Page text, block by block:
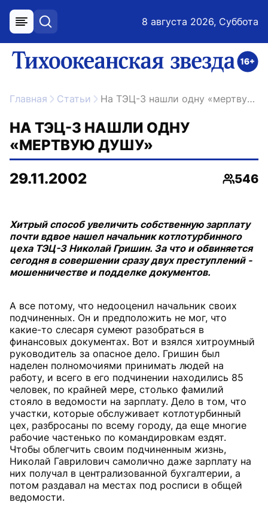
меню поиск 8 августа 2026, Суббота
ссылка на главную
Главная Статьи На ТЭЦ-3 нашли одну «мертвую душу»
НА ТЭЦ-3 НАШЛИ ОДНУ
«МЕРТВУЮ ДУШУ»
29.11.2002
546
Хитрый способ увеличить собственную зарплату
почти вдвое нашел начальник котлотурбинного
цеха ТЭЦ-3 Николай Гришин. За что и обвиняется
сегодня в совершении сразу двух преступлений -
мошенничестве и подделке документов.
А все потому, что недооценил начальник своих
подчиненных. Он и предположить не мог, что
какие-то слесаря сумеют разобраться в
финансовых документах. Вот и взялся хитроумный
руководитель за опасное дело. Гришин был
наделен полномочиями принимать людей на
работу, и всего в его подчинении находились 85
человек, по крайней мере, столько фамилий
стояло в ведомости на зарплату. Дело в том, что
участки, которые обслуживает котлотурбинный
цех, разбросаны по всему городу, да еще многие
рабочие частенько по командировкам ездят.
Чтобы облегчить своим подчиненным жизнь,
Николай Гаврилович самолично даже зарплату на
них получал в централизованной бухгалтерии, а
потом раздавал на местах под росписи в общей
ведомости.